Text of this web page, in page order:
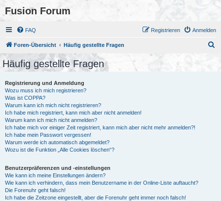
Fusion Forum
FAQ Anmelden
Registrieren
Foren-Übersicht Häufig gestellte Fragen
Häufig gestellte Fragen
Registrierung und Anmeldung
Wozu muss ich mich registrieren?
Was ist COPPA?
Warum kann ich mich nicht registrieren?
Ich habe mich registriert, kann mich aber nicht anmelden!
Warum kann ich mich nicht anmelden?
Ich habe mich vor einiger Zeit registriert, kann mich aber nicht mehr anmelden?!
Ich habe mein Passwort vergessen!
Warum werde ich automatisch abgemeldet?
Wozu ist die Funktion „Alle Cookies löschen“?
Benutzerpräferenzen und -einstellungen
Wie kann ich meine Einstellungen ändern?
Wie kann ich verhindern, dass mein Benutzername in der Online-Liste auftaucht?
Die Forenuhr geht falsch!
Ich habe die Zeitzone eingestellt, aber die Forenuhr geht immer noch falsch!